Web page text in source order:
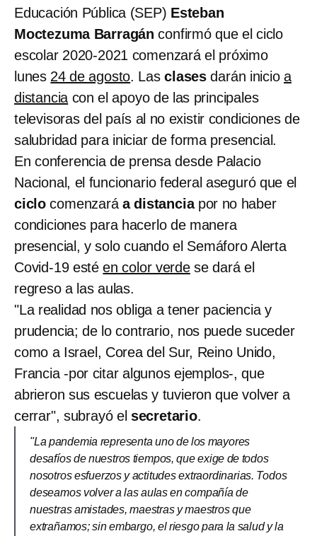
Educación Pública (SEP) Esteban
Moctezuma Barragánconfirmó que el ciclo
escolar 2020-2021 comenzará el próximo
lunes 24 de agosto. Lasclases darán inicioa
distancia con el apoyo de las principales
televisoras del país al no existir condiciones de
salubridad para iniciar de forma presencial.
En conferencia de prensa desde Palacio
Nacional, el funcionario federal aseguró que el
ciclo comenzará a distanciapor no haber
condiciones para hacerlo de manera
presencial, y solo cuando el Semáforo Alerta
Covid-19 estéen color verdese dará el
regreso a las aulas.
"La realidad nos obliga a tener paciencia y
prudencia; de lo contrario, nos puede suceder
como a Israel, Corea del Sur, Reino Unido,
Francia -por citar algunos ejemplos-, que
abrieron sus escuelas y tuvieron que volver a
cerrar", subrayó el secretario.
"La pandemia representa uno de los mayores
desafíos de nuestros tiempos, que exige de todos
nosotros esfuerzos y actitudes extraordinarias. Todos
deseamos volver a las aulas en compañía de
nuestras amistades, maestras y maestros que
extrañamos; sin embargo, el riesgo para la salud y la